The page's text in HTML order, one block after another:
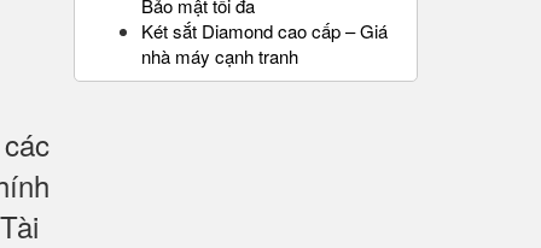
Bảo mật tối đa
Két sắt Diamond cao cấp – Giá
nhà máy cạnh tranh